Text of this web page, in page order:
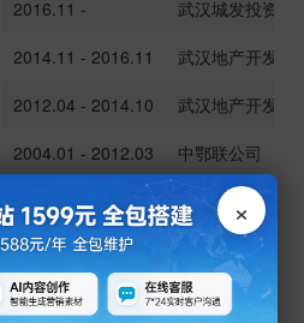
2016.11 -
武汉城发投资基
2014.11 - 2016.11
武汉地产开发投
2012.04 - 2014.10
武汉地产开发集
2004.01 - 2012.03
中鄂联公司
1997.01 - 2003.12
武汉辉煌置业有
1994.07 - 1996.12
武汉城市综合
合规风控 信息填报负责人
×